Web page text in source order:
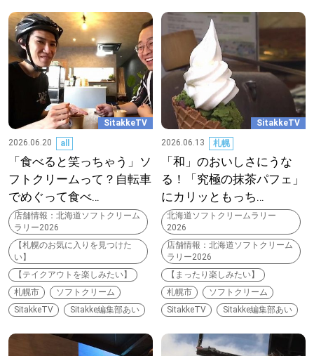
LOCAL ローカルエリア
all
札幌
道北
道南
道東
道央
KEYWORD キーワード
Sitakke編集部あい
【いろんな価値観や生き方に触れたい】
SitakkeTV
2026.06.20
all
「食べると笑っちゃう」ソ
フトクリームって？自転車
でめぐって食べ…
店舗情報：北海道ソフトクリーム
ラリー2026
【札幌のお気に入りを見つけた
い】
【テイクアウトを楽しみたい】
札幌市
ソフトクリーム
SitakkeTV
Sitakke編集部あい
SitakkeTV
2026.06.13
札幌
「和」のおいしさにうな
る！「究極の抹茶パフェ」
にカリッともっち…
北海道ソフトクリームラリー
2026
店舗情報：北海道ソフトクリーム
ラリー2026
【まったり楽しみたい】
札幌市
ソフトクリーム
SitakkeTV
Sitakke編集部あい